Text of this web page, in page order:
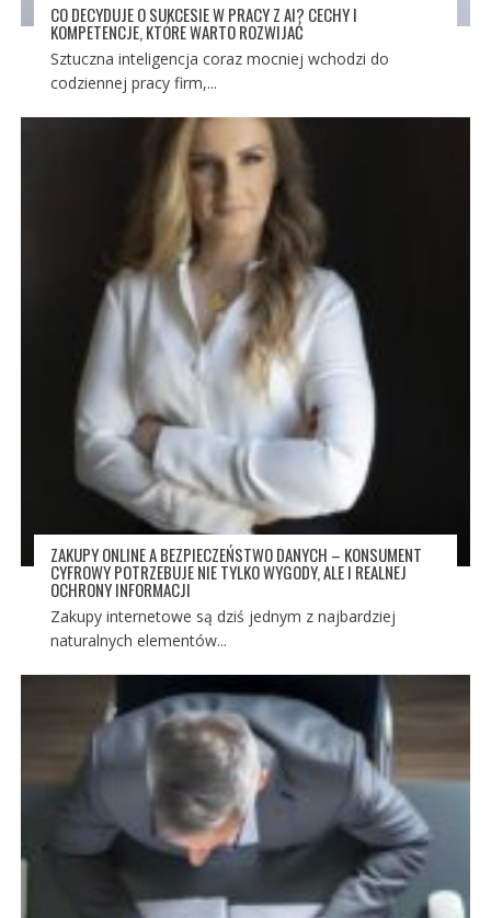
CO DECYDUJE O SUKCESIE W PRACY Z AI? CECHY I
KOMPETENCJE, KTÓRE WARTO ROZWIJAĆ
Sztuczna inteligencja coraz mocniej wchodzi do
codziennej pracy firm,...
ZAKUPY ONLINE A BEZPIECZEŃSTWO DANYCH – KONSUMENT
CYFROWY POTRZEBUJE NIE TYLKO WYGODY, ALE I REALNEJ
OCHRONY INFORMACJI
Zakupy internetowe są dziś jednym z najbardziej
naturalnych elementów...